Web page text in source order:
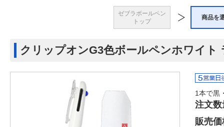
ゼブラボールペン
トップ
商品を
クリップオンG3色ボールペンホワイト
1本で黒
注文数
販売価